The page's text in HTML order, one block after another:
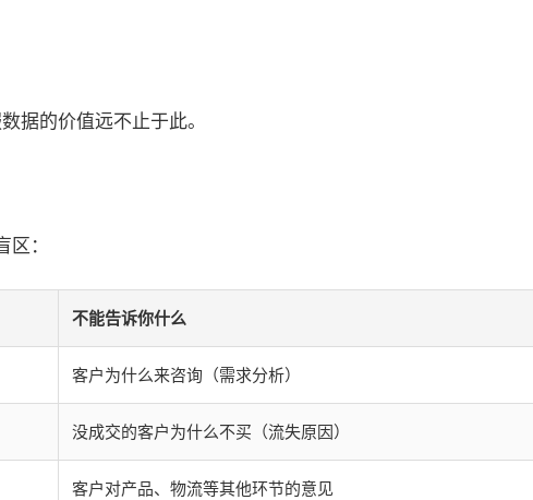
据的价值远不止于此。
：
不能告诉你什么
客户为什么来咨询（需求分析）
没成交的客户为什么不买（流失原因）
客户对产品、物流等其他环节的意见